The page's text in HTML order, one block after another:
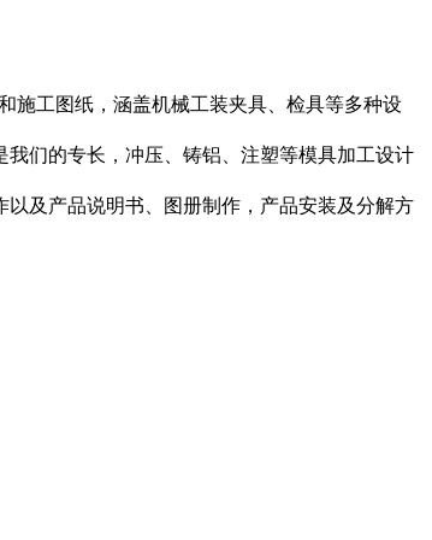
施工图纸，涵盖机械工装夹具、检具等多种设
们的专长，冲压、铸铝、注塑等模具加工设计
及产品说明书、图册制作，产品安装及分解方